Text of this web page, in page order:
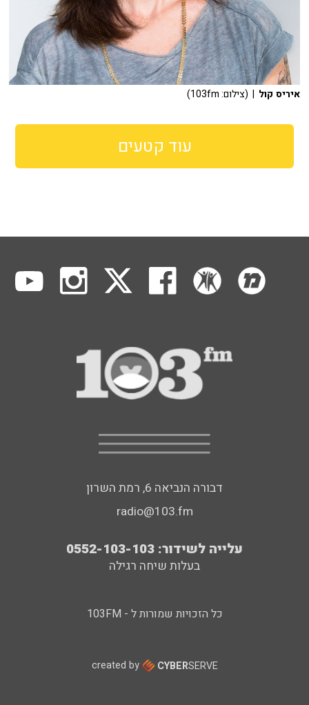
איריס קול | (צילום: 103fm)
עוד קטעים
דבורה הנביאה 6, רמת השרון
radio@103.fm
עלייה לשידור: 0552-103-103
בעלות שיחה רגילה
כל הזכויות שמורות ל - 103FM
created by CYBERSERVE